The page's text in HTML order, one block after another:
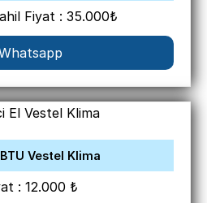
Fiyat : 35.000₺
Vestel Klima
: 12.000 ₺